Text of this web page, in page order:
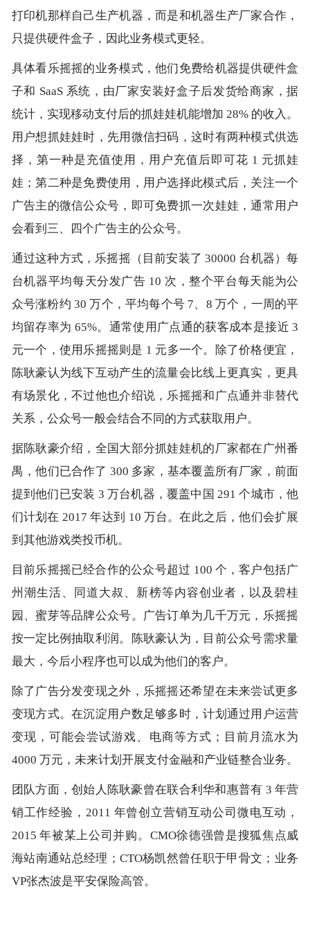
打印机那样自己生产机器，而是和机器生产厂家合作，
只提供硬件盒子，因此业务模式更轻。
具体看乐摇摇的业务模式，他们免费给机器提供硬件盒
子和 SaaS 系统，由厂家安装好盒子后发货给商家，据
统计，实现移动支付后的抓娃娃机能增加 28% 的收入。
用户想抓娃娃时，先用微信扫码，这时有两种模式供选
择，第一种是充值使用，用户充值后即可花 1 元抓娃
娃；第二种是免费使用，用户选择此模式后，关注一个
广告主的微信公众号，即可免费抓一次娃娃，通常用户
会看到三、四个广告主的公众号。
通过这种方式，乐摇摇（目前安装了 30000 台机器）每
台机器平均每天分发广告 10 次，整个平台每天能为公
众号涨粉约 30 万个，平均每个号 7、8 万个，一周的平
均留存率为 65%。通常使用广点通的获客成本是接近 3
元一个，使用乐摇摇则是 1 元多一个。除了价格便宜，
陈耿豪认为线下互动产生的流量会比线上更真实，更具
有场景化，不过他也介绍说，乐摇摇和广点通并非替代
关系，公众号一般会结合不同的方式获取用户。
据陈耿豪介绍，全国大部分抓娃娃机的厂家都在广州番
禺，他们已合作了 300 多家，基本覆盖所有厂家，前面
提到他们已安装 3 万台机器，覆盖中国 291 个城市，他
们计划在 2017 年达到 10 万台。在此之后，他们会扩展
到其他游戏类投币机。
目前乐摇摇已经合作的公众号超过 100 个，客户包括广
州潮生活、同道大叔、新榜等内容创业者，以及碧桂
园、蜜芽等品牌公众号。广告订单为几千万元，乐摇摇
按一定比例抽取利润。陈耿豪认为，目前公众号需求量
最大，今后小程序也可以成为他们的客户。
除了广告分发变现之外，乐摇摇还希望在未来尝试更多
变现方式。在沉淀用户数足够多时，计划通过用户运营
变现，可能会尝试游戏、电商等方式；目前月流水为
4000 万元，未来计划开展支付金融和产业链整合业务。
团队方面，创始人陈耿豪曾在联合利华和惠普有 3 年营
销工作经验，2011 年曾创立营销互动公司微电互动，
2015 年被某上公司并购。CMO徐德强曾是搜狐焦点威
海站南通站总经理；CTO杨凯然曾任职于甲骨文；业务
VP张杰波是平安保险高管。